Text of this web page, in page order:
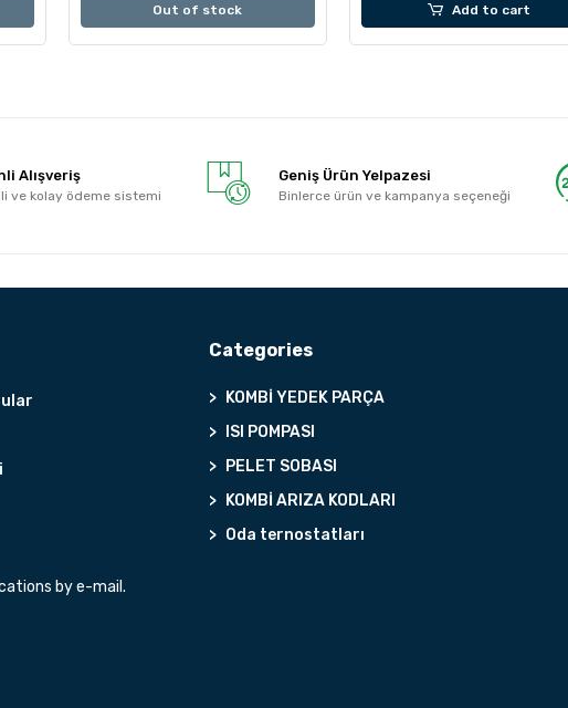
Out of stock Add to cart
Alışveriş
ve kolay ödeme sistemi
Geniş Ürün Yelpazesi
Binlerce ürün ve kampanya seçeneği
by e-mail.
Categories
KOMBİ YEDEK PARÇA
ISI POMPASI
PELET SOBASI
KOMBİ ARIZA KODLARI
Oda ternostatları